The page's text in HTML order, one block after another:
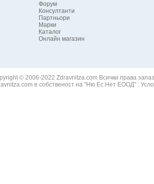
Форум
Консултанти
Партньори
Марки
Каталог
Онлайн магазин
© 2006-2022 Zdravnitza.com Всички права
е собственост на "Ню Ес Нет ЕООД" :